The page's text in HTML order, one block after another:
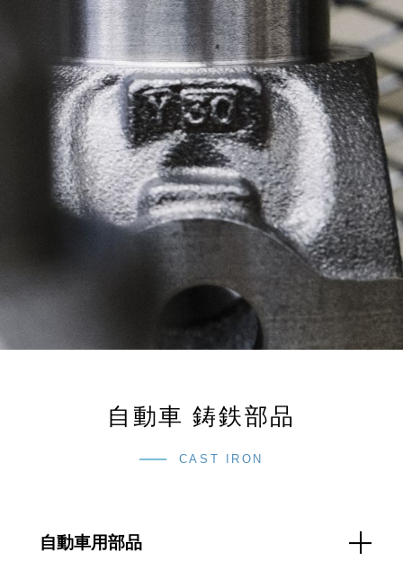
自動車 鋳鉄部品
CAST IRON
自動車用部品